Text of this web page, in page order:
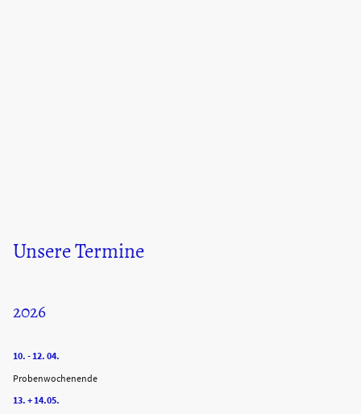
Unsere Termine
2026
10. - 12. 04.
Probenwochenende
13. + 14.05.